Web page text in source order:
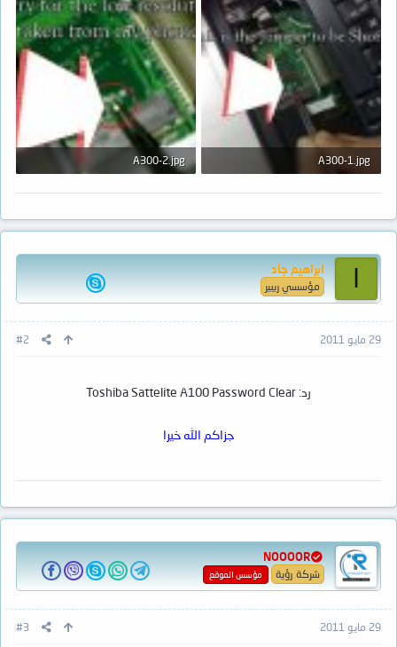
A300-1.jpg
A300-2.jpg
ابراهيم جاد
مؤسسي ريبير
29 مايو 2011 #2
رد: Toshiba Sattelite A100 Password Clear
جزاكم الله خيرا
NOOOOR
شركة رؤية مؤسس الموقع
29 مايو 2011 #3